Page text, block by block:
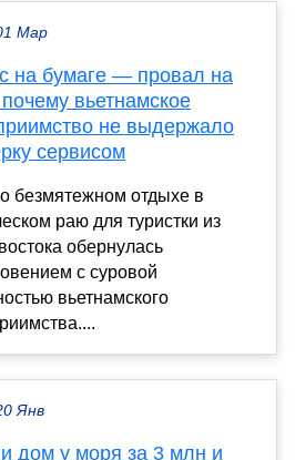
Мар
на бумаге — провал на
вьетнамское
не выдержало
сервисом
безмятежном отдыхе в
раю для туристки из
обернулась
с суровой
вьетнамского
Янв
дом у моря за 3 млн и